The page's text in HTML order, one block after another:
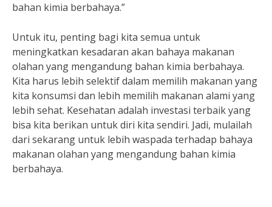
bahan kimia berbahaya.”
Untuk itu, penting bagi kita semua untuk
meningkatkan kesadaran akan bahaya makanan
olahan yang mengandung bahan kimia berbahaya.
Kita harus lebih selektif dalam memilih makanan yang
kita konsumsi dan lebih memilih makanan alami yang
lebih sehat. Kesehatan adalah investasi terbaik yang
bisa kita berikan untuk diri kita sendiri. Jadi, mulailah
dari sekarang untuk lebih waspada terhadap bahaya
makanan olahan yang mengandung bahan kimia
berbahaya.